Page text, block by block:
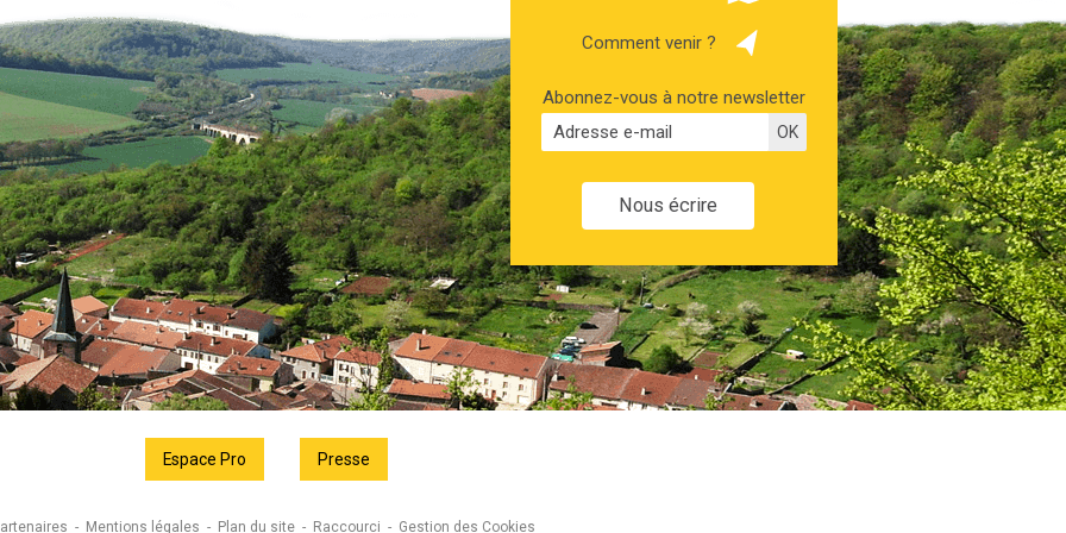
Comment venir ?
Abonnez-vous à notre newsletter
Nous écrire
Espace Pro Presse
Mentions légales Plan du site Raccourci Gestion des Cookies